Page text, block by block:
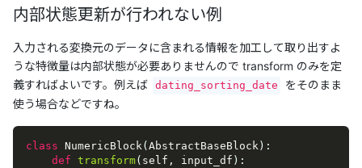
内部状態更新が行われない例
入力される変換元のデータに含まれる情報を加工して取り出すよ
うな特徴量は内部状態が必要ありませんので transform のみを定
義すればよいです。例えば dating_sorting_date
をそのまま
使う場合などですね。
class NumericBlock( AbstractBaseBlock ):
def transform( self, input_df ):